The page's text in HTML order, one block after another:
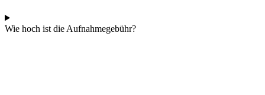
Wie hoch ist die Aufnahmegebühr?